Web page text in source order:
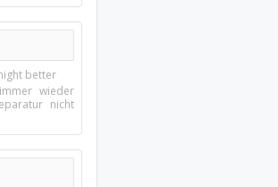
better
wieder
nicht